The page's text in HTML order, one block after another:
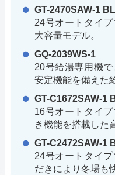
GT-2470SAW-1 BL
24号オートタイ
大容量モデル。
GQ-2039WS-1
20号給湯専用機
安定機能を備えた
GT-C1672SAW-1
16号オートタイ
き機能を搭載した
GT-C2472SAW-1
24号オートタイ
だきにより冬場も